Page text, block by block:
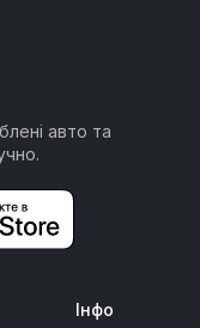
авто та
Інфо